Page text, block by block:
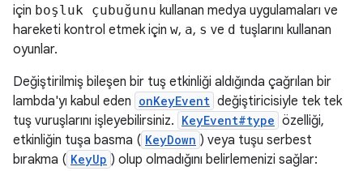
için boşluk çubuğunu kullanan medya uygulamaları ve
hareketi kontrol etmek için w, a, s ve d tuşlarını kullanan
oyunlar.
Değiştirilmiş bileşen bir tuş etkinliği aldığında çağrılan bir
lambda'yı kabul eden onKeyEvent değiştiricisiyle tek tek
tuş vuruşlarını işleyebilirsiniz. KeyEvent#type özelliği,
etkinliğin tuşa basma ( KeyDown ) veya tuşu serbest
bırakma ( KeyUp ) olup olmadığını belirlemenizi sağlar: